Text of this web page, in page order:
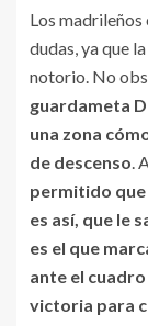
Los
dudas, ya que
notorio. No
guardameta
una zona
de descenso.
permitido que
es así, que le
es el que
ante el
victoria para